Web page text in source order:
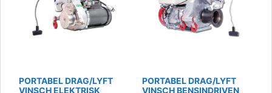
PORTABEL DRAG/LYFT
VINSCH ELEKTRISK
PORTABEL DRAG/LYFT
VINSCH BENSINDRIVEN